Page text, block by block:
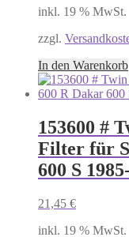
inkl. 19 % MwSt.
zzgl.
In den Warenkorb
153600 #
Filter für
600 S
21,45 €
inkl. 19 % MwSt.